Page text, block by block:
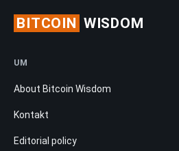
BITCOIN WISDOM
UM
About Bitcoin Wisdom
Kontakt
Editorial policy